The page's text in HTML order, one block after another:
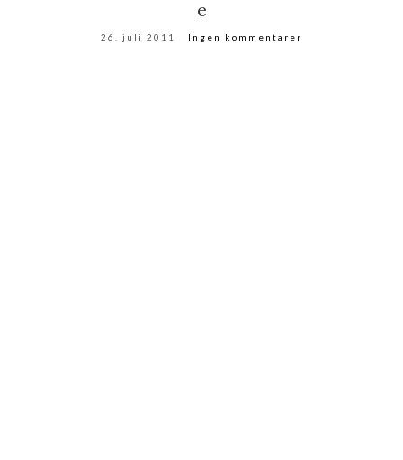
e
26. juli 2011 Ingen kommentarer